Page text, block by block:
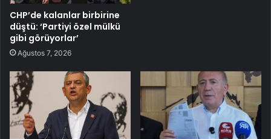
CHP’de kalanlar birbirine
düştü: ‘Partiyi özel mülkü
gibi görüyorlar’
Ağustos 7, 2026